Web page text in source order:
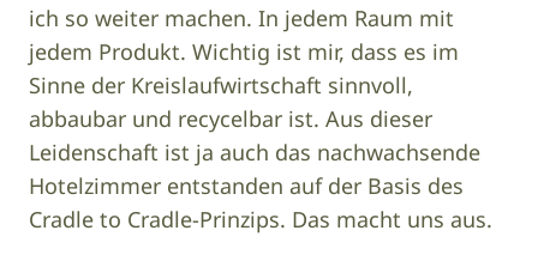
ich so weiter machen. In jedem Raum mit
jedem Produkt. Wichtig ist mir, dass es im
Sinne der Kreislaufwirtschaft sinnvoll,
abbaubar und recycelbar ist. Aus dieser
Leidenschaft ist ja auch das nachwachsende
Hotelzimmer entstanden auf der Basis des
Cradle to Cradle-Prinzips. Das macht uns aus.